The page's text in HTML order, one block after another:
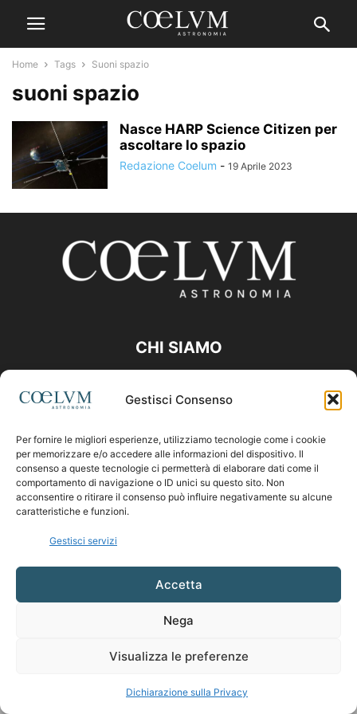
Gestisci Consenso
Per fornire le migliori esperienze, utilizziamo tecnologie come i cookie
per memorizzare e/o accedere alle informazioni del dispositivo. Il
consenso a queste tecnologie ci permetterà di elaborare dati come il
comportamento di navigazione o ID unici su questo sito. Non
acconsentire o ritirare il consenso può influire negativamente su alcune
caratteristiche e funzioni.
Gestisci servizi
Accetta
Nega
Visualizza le preferenze
Dichiarazione sulla Privacy
Home Tags Suoni spazio
suoni spazio
Nasce HARP Science Citizen per
ascoltare lo spazio
Redazione Coelum - 19 Aprile 2023
CHI SIAMO
Contattaci:coelumastro@coelum.com
SEGUICI